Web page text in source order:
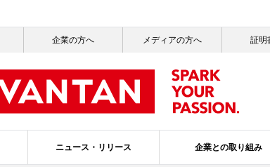
企業の方へ メディアの方へ 証明
ニュース・リリース 企業との取り組み